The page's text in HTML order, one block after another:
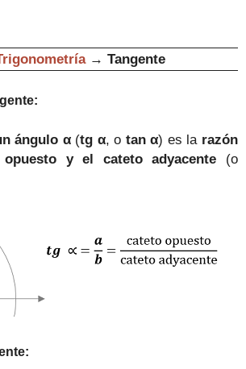
→ Tangente
ángulo α (tg α, o tanα) es la razón
y el cateto adyacente (o
: